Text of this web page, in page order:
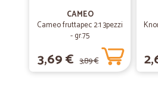
CAMEO
Cameo fruttapec 2:1 3pezzi
- gr.75
3,69 € 3,89 €